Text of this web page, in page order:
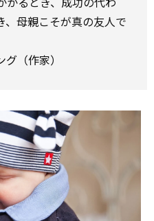
、母親こそが真の友人で
（作家）